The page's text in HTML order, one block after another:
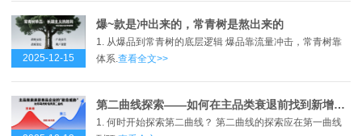
2025-12-15
爆~款是冲出来的，常青树是熬出来的
1. 从爆品到常青树的底层逻辑 爆品靠流量冲击，常青树靠
体系.查看全文>>
第二曲线探索——如何在主品类衰退前找到新增长点？
1. 何时开始探索第二曲线？ 第二曲线的探索应在第一曲线